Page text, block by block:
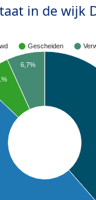
in de wijk
Gescheiden
6,7%